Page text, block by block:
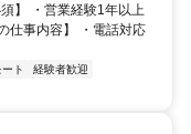
】 ・営業経験1年以上
仕事内容】 ・電話対応
ト
経験者歓迎